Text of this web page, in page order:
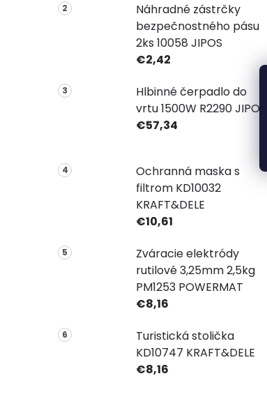
Náhradné zástrčky
bezpečnostného pásu
2ks 10058 JIPOS
€2,42
Hlbinné čerpadlo do
vrtu 1500W R2290 JIPOS
€57,34
Ochranná maska s
filtrom KD10032
KRAFT&DELE
€10,61
Zváracie elektródy
rutilové 3,25mm 2,5kg
PM1253 POWERMAT
€8,16
Turistická stolička
KD10747 KRAFT&DELE
€8,16